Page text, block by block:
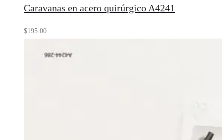
Caravanas en acero quirúrgico A4241
$195.00